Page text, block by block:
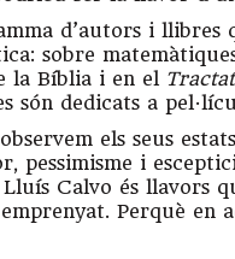
d’autors i
sobre
la Bíblia i en el
són dedicats a
els seus
pessimisme i
Calvo és llavors
emprenyat. Perquè en